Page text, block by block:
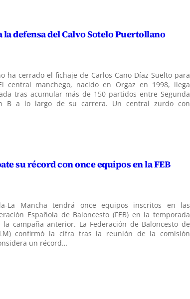
la defensa del Calvo Sotelo Puertollano
ha cerrado el fichaje de Carlos Cano Díaz-Suelto para
central manchego, nacido en Orgaz en 1998, llega
tras acumular más de 150 partidos entre Segunda
B a lo largo de su carrera. Un central zurdo con
su récord con once equipos en la FEB
La Mancha tendrá once equipos inscritos en las
Española de Baloncesto (FEB) en la temporada
campaña anterior. La Federación de Baloncesto de
confirmó la cifra tras la reunión de la comisión
un récord…